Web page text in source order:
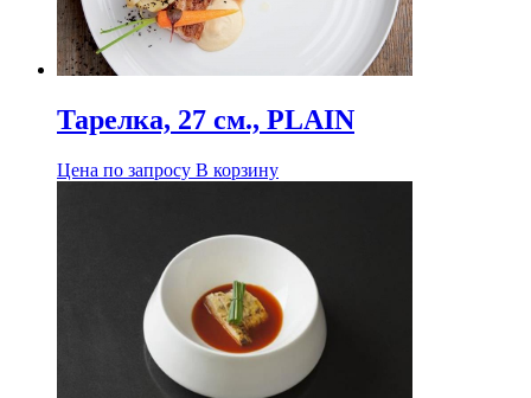
Тарелка, 27 см., PLAIN
Цена по запросу В корзину